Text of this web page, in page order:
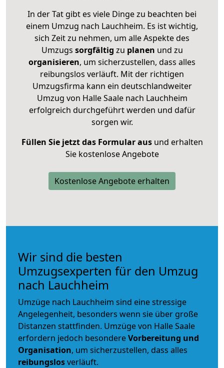
In der Tat gibt es viele Dinge zu beachten bei
einem Umzug nach Lauchheim. Es ist wichtig,
sich Zeit zu nehmen, um alle Aspekte des
Umzugs sorgfältig zu planen und zu
organisieren, um sicherzustellen, dass alles
reibungslos verläuft. Mit der richtigen
Umzugsfirma kann ein deutschlandweiter
Umzug von Halle Saale nach Lauchheim
erfolgreich durchgeführt werden und dafür
sorgen wir.
Füllen Sie jetzt das Formular ausund erhalten
Sie kostenlose Angebote
Kostenlose Angebote erhalten
Wir sind die besten
Umzugsexperten für den Umzug
nach Lauchheim
Umzüge nach Lauchheim sind eine stressige
Angelegenheit, besonders wenn sie über große
Distanzen stattfinden. Umzüge von Halle Saale
erfordern jedoch besondereVorbereitung und
Organisation, um sicherzustellen, dass alles
reibungslosverläuft.